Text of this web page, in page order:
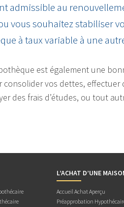
admissible au
vous souhaitez stabiliser
à taux variable à une
est également une
vos dettes, effectuer
des frais d’études, ou tout
L’ACHAT D’UNE
Accueil Achat Aperçu
Préapprobation